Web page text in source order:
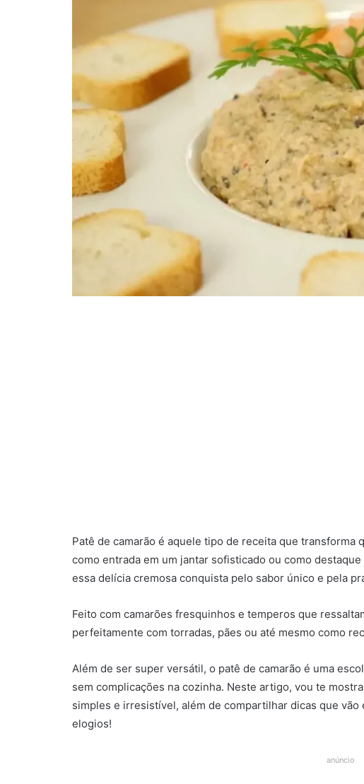
Patê de camarão é aquele tipo de receita que transforma
como entrada em um jantar sofisticado ou como
essa delícia cremosa conquista pelo sabor único e pela
Feito com camarões fresquinhos e temperos que
perfeitamente com torradas, pães ou até mesmo como
Além de ser super versátil, o patê de camarão é uma
sem complicações na cozinha. Neste artigo, vou te
simples e irresistível, além de compartilhar dicas que
elogios!
anúncio